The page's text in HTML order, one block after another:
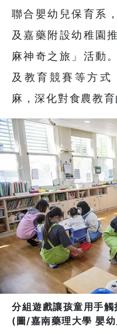
聯合嬰幼兒保育系
及嘉藥附設幼稚園
麻神奇之旅」活動
及教育競賽等方式
麻，深化對食農教育
分組遊戲讓孩童用手觸
(圖/嘉南藥理大學 嬰